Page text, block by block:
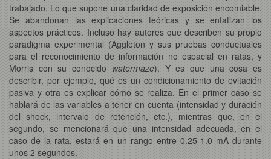
trabajado. Lo que supone una claridad de exposición encomiable.
Se abandonan las explicaciones teóricas y se enfatizan los
aspectos prácticos. Incluso hay autores que describen su propio
paradigma experimental (Aggleton y sus pruebas conductuales
para el reconocimiento de información no espacial en ratas, y
Morris con su conocido watermaze). Y es que una cosa es
describir, por ejemplo, qué es un condicionamiento de evitación
pasiva y otra es explicar cómo se realiza. En el primer caso se
hablará de las variables a tener en cuenta (intensidad y duración
del shock, intervalo de retención, etc.), mientras que, en el
segundo, se mencionará que una intensidad adecuada, en el
caso de la rata, estará en un rango entre 0.25-1.0 mA durante
unos 2 segundos.